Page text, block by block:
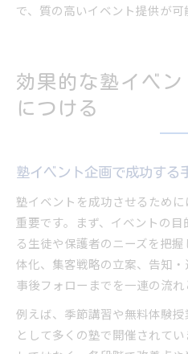
で、質の高いイベント提供が可
効果的な塾イベ
につける
塾イベント企画で成功する
塾イベントを成功させるため
重要です。まず、イベントの
る生徒や保護者のニーズを把
体化、集客戦略の立案、告知
事後フォローまでを一連の流れ
例えば、季節講習や無料体験
として多くの塾で開催されて